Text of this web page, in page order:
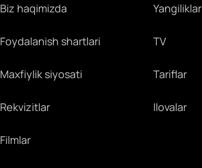
Biz haqimizda
Foydalanish shartlari
Maxfiylik siyosati
Rekvizitlar
Filmlar
Yangiliklar
TV
Tariflar
Ilovalar